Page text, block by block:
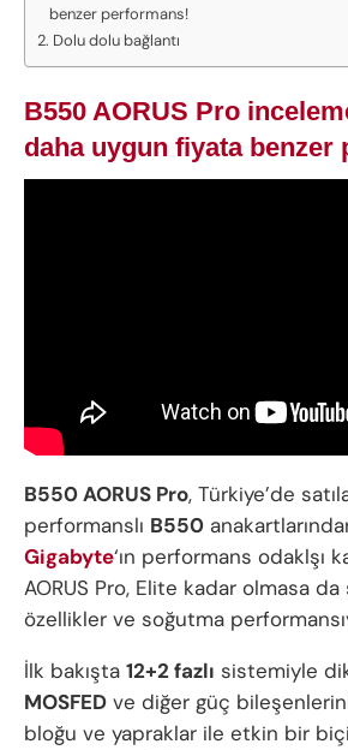
benzer performans!
Dolu dolu bağlantı
B550 AORUS Pro
daha uygun fiyata benzer
B550 AORUS Pro, Türkiye’de
performanslı B550
Gigabyte‘ın performans odaklşı
AORUS Pro, Elite kadar olmasa
özellikler ve soğutma
İlk bakışta 12+2 fazlı sistemiyle
MOSFED ve diğer güç
bloğu ve yapraklar ile etkin bir